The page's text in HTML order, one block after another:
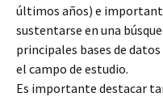
últimos años) e
sustentarse en una
principales bases de
el campo de estudio.
Es importante destacar